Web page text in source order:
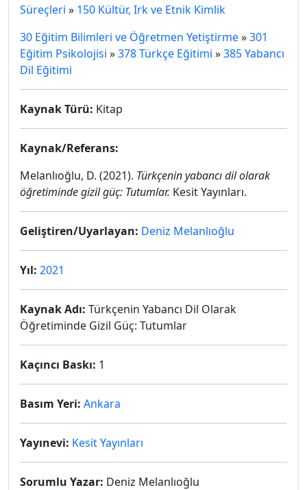
Süreçleri » 150 Kültür, Irk ve Etnik Kimlik
30 Eğitim Bilimleri ve Öğretmen Yetiştirme»301
Eğitim Psikolojisi »378 Türkçe Eğitimi »385 Yabancı
Dil Eğitimi
Kaynak Türü: Kitap
Kaynak/Referans:
Melanlıoğlu, D. (2021). Türkçenin yabancı dil olarak
öğretiminde gizil güç: Tutumlar. Kesit Yayınları.
Geliştiren/Uyarlayan: Deniz Melanlıoğlu
Yıl: 2021
Kaynak Adı: Türkçenin Yabancı Dil Olarak
Öğretiminde Gizil Güç: Tutumlar
Kaçıncı Baskı: 1
Basım Yeri: Ankara
Yayınevi: Kesit Yayınları
Sorumlu Yazar: Deniz Melanlıoğlu